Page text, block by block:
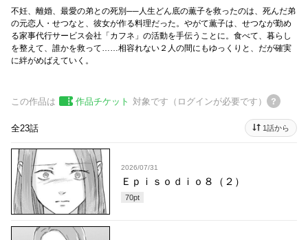
不妊、離婚、最愛の弟との死別──人生どん底の薫子を救ったのは、死んだ弟
の元恋人・せつなと、彼女が作る料理だった。やがて薫子は、せつなが勤め
る家事代行サービス会社「カフネ」の活動を手伝うことに。食べて、暮らし
を整えて、誰かを救って……相容れない２人の間にもゆっくりと、だが確実
に絆がめばえていく。
この作品は 作品チケット 対象です（ログインが必要です）
全23話 1話から
2026/07/31
Ｅｐｉｓｏｄｉｏ８（２）
70pt